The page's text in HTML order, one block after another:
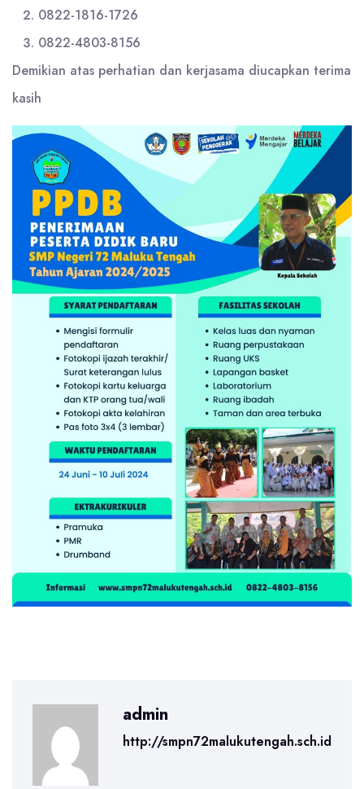
0822-1816-1726
0822-4803-8156
Demikian atas perhatian dan kerjasama diucapkan terima
kasih
admin
http://smpn72malukutengah.sch.id